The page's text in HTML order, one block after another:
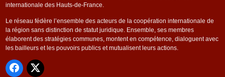
internationale des Hauts-de-France.
Le réseau fédère l’ensemble des acteurs de la coopération internationale de
la région sans distinction de statut juridique. Ensemble, ses membres
élaborent des stratégies communes, montent en compétence, dialoguent avec
les bailleurs et les pouvoirs publics et mutualisent leurs actions.